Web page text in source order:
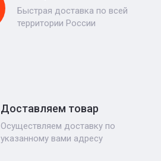
Быстрая доставка по всей
территории России
Доставляем товар
Осуществляем доставку по
указанному вами адресу